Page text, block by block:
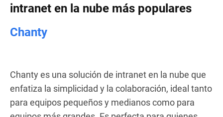
intranet en la nube más populares
Chanty
Chanty es una solución de intranet en la nube que
enfatiza la simplicidad y la colaboración, ideal tanto
para equipos pequeños y medianos como para